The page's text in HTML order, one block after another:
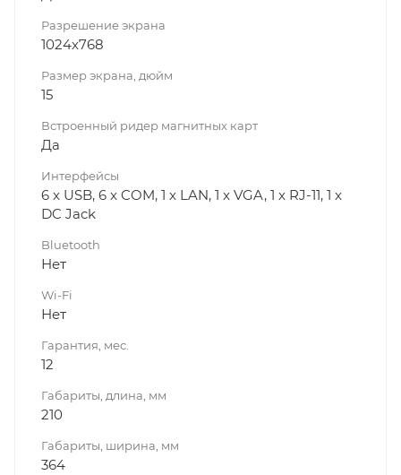
Разрешение экрана
1024х768
Размер экрана, дюйм
15
Встроенный ридер магнитных карт
Да
Интерфейсы
6 x USB, 6 x COM, 1 x LAN, 1 x VGA, 1 x RJ-11, 1 x
DC Jack
Bluetooth
Нет
Wi-Fi
Нет
Гарантия, мес.
12
Габариты, длина, мм
210
Габариты, ширина, мм
364